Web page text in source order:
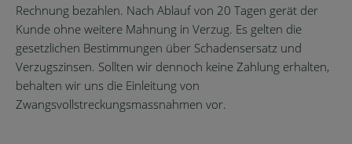
Rechnung bezahlen. Nach Ablauf von 20 Tagen gerät der
Kunde ohne weitere Mahnung in Verzug. Es gelten die
gesetzlichen Bestimmungen über Schadensersatz und
Verzugszinsen. Sollten wir dennoch keine Zahlung erhalten,
behalten wir uns die Einleitung von
Zwangsvollstreckungsmassnahmen vor.